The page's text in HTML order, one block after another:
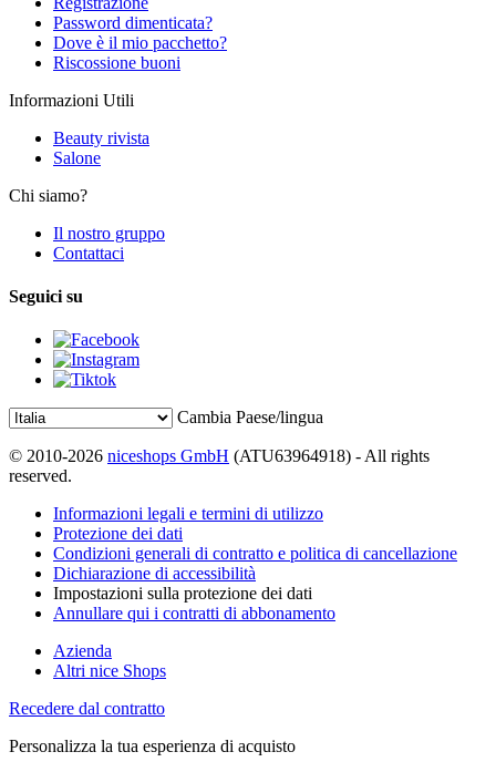
Password dimenticata?
Dove è il mio pacchetto?
Riscossione buoni
Informazioni Utili
Beauty rivista
Salone
Chi siamo?
Il nostro gruppo
Contattaci
Seguici su
Cambia Paese/lingua
© 2010-2026 niceshops GmbH (ATU63964918) - All rights
reserved.
Informazioni legali e termini di utilizzo
Protezione dei dati
Condizioni generali di contratto e politica di cancellazione
Dichiarazione di accessibilità
Impostazioni sulla protezione dei dati
Annullare qui i contratti di abbonamento
Azienda
Altri nice Shops
Recedere dal contratto
Personalizza la tua esperienza di acquisto